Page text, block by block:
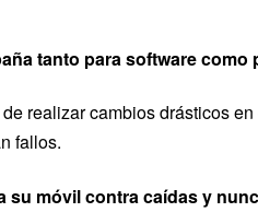
tanto para software
realizar cambios drásticos
fallos.
su móvil contra caídas y